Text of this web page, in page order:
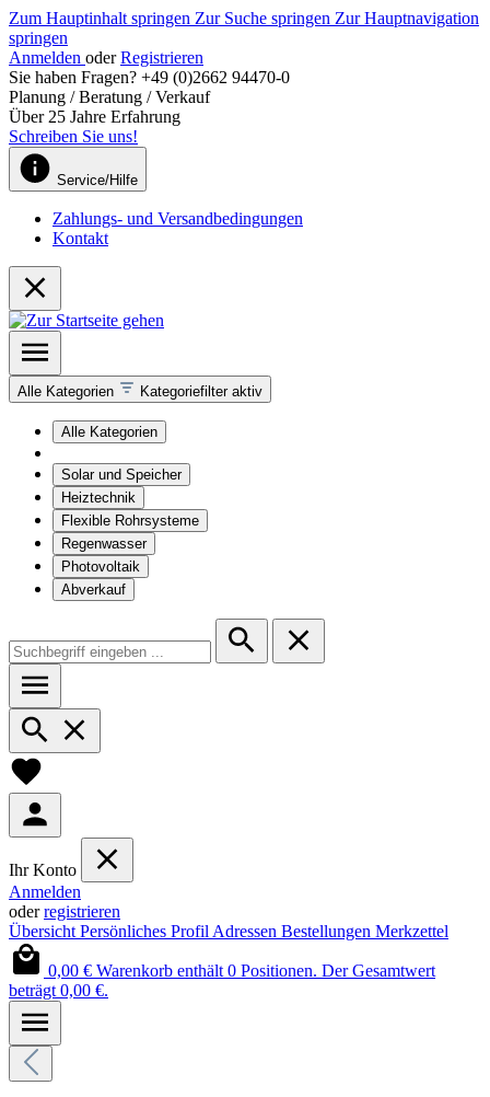
Zum Hauptinhalt springen Zur Suche springen Zur Hauptnavigation
springen
Anmelden oder Registrieren
Sie haben Fragen? +49 (0)2662 94470-0
Planung / Beratung / Verkauf
Über 25 Jahre Erfahrung
Schreiben Sie uns!
Service/Hilfe
Zahlungs- und Versandbedingungen
Kontakt
Alle Kategorien Kategoriefilter aktiv
Alle Kategorien
Solar und Speicher
Heiztechnik
Flexible Rohrsysteme
Regenwasser
Photovoltaik
Abverkauf
Ihr Konto
Anmelden
oderregistrieren
Übersicht Persönliches Profil Adressen Bestellungen Merkzettel
0,00 € Warenkorb enthält 0 Positionen. Der Gesamtwert
beträgt 0,00 €.